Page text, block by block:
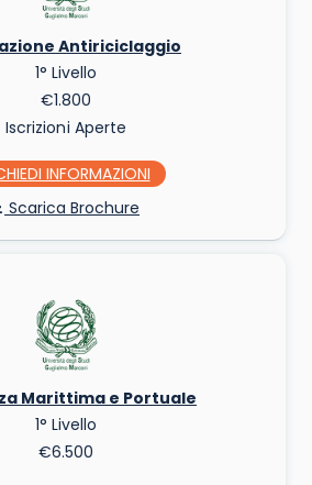
Antiriciclaggio
1° Livello
€1.800
Iscrizioni Aperte
INFO
Scarica Brochure
Marittima e Portuale
1° Livello
€6.500